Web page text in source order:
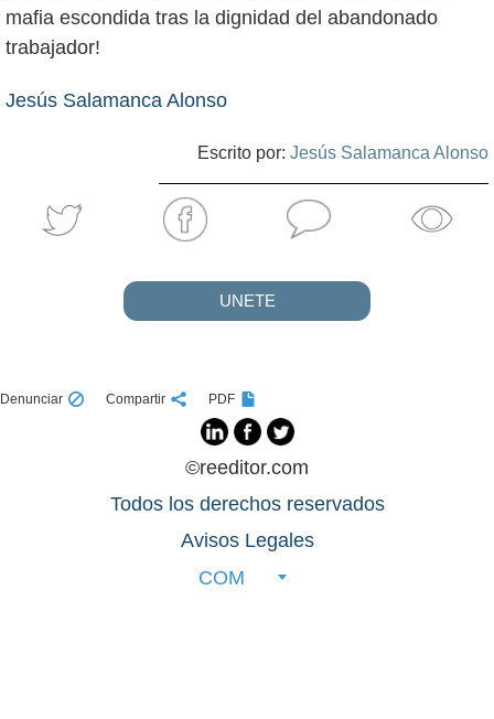
mafia escondida tras la dignidad del abandonado
trabajador!
Jesús Salamanca Alonso
Escrito por: Jesús Salamanca Alonso
UNETE
Denunciar Compartir PDF
©reeditor.com
Todos los derechos reservados
Avisos Legales